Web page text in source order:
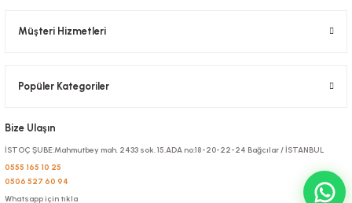
Müşteri Hizmetleri
Popüler Kategoriler
Bize Ulaşın
İSTOÇ ŞUBE:Mahmutbey mah. 2433 sok. 15.ADA no:18-20-22-24 Bağcılar / İSTANBUL
0555 165 10 25
0506 527 60 94
Whatsapp için tıkla